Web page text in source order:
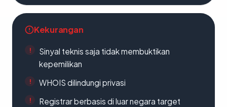
Kekurangan
Sinyal teknis saja tidak membuktikan
kepemilikan
WHOIS dilindungi privasi
Registrar berbasis di luar negara target